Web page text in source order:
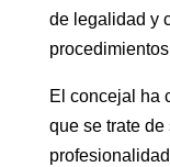
de legalidad y
El concejal ha
que se trate